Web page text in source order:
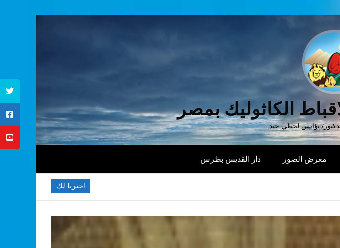
الكاثوليك بمصر
يؤانس لحظي جيد
معرض الصور دار القديس بطرس
اخترنا لك